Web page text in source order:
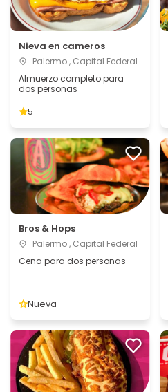
Nieva en cameros
Palermo , Capital Federal
Almuerzo completo para
dos personas
5
Bros & Hops
Palermo , Capital Federal
Cena para dos personas
Nueva